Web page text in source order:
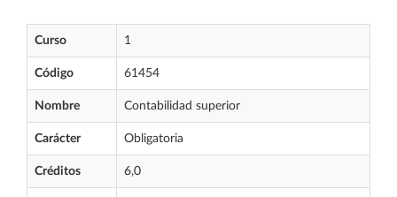
Curso 1
Código 61454
Nombre Contabilidad superior
Carácter Obligatoria
Créditos 6,0